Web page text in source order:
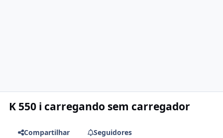
K 550 i carregando sem carregador
Compartilhar
Seguidores